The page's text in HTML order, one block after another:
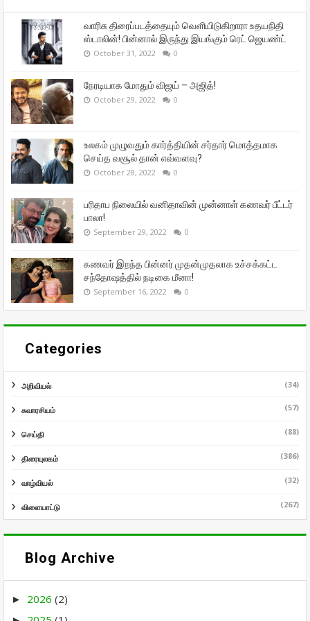
வாரிசு திரைப்படத்தையும் வெளியிடுகிறாரா உதயநிதி
ஸ்டாலின்! பின்னால் இருந்து இயங்கும் ரெட் ஜெயண்ட்
October 31, 2022 0
நேரடியாக மோதும் விஜய் – அஜித்!
October 29, 2022 0
உலகம் முழுவதும் கார்த்தியின் சர்தார் மொத்தமாக
செய்த வசூல் தான் எவ்வளவு?
October 28, 2022 0
பரிதாப நிலையில் வனிதாவின் முன்னாள் கணவர் பீட்டர்
பாலா!
September 29, 2022 0
கணவர் இறந்த பின்னர் முதன்முதலாக உச்சக்கட்ட
சந்தோஷத்தில் நடிகை மீனா!
September 16, 2022 0
Categories
அறிவியல் (34)
சுவாரசியம் (57)
செய்தி (88)
திரையுலகம் (386)
வாழ்வியல் (32)
விளையாட்டு (267)
Blog Archive
► 2026 (2)